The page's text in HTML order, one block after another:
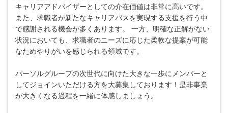
キャリアアドバイザーとしての介在価値は非常に高いです。
また、求職者が新たなキャリアパスを実現する支援を行う中
で感謝される機会が多くあります。 一方、明確な正解がない
状況においても、求職者のニーズに応じた柔軟な提案が可能
なためやりがいを感じられる領域です。
パーソルグループの次世代に向けた大きな一歩にメンバーと
してジョインいただける方を大募集しております！是非事業
が大きくなる過程を一緒に体感しましょう。